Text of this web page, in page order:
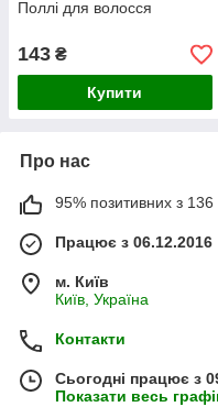
Поллі для волосся
143 ₴
Купити
Про нас
95% позитивних з 136
Працює з 06.12.2016
м. Київ
Київ, Україна
Контакти
Сьогодні працює з
Показати весь